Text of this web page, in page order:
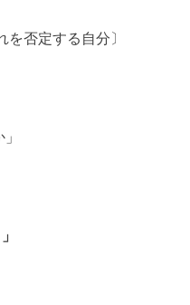
否定する自分〕